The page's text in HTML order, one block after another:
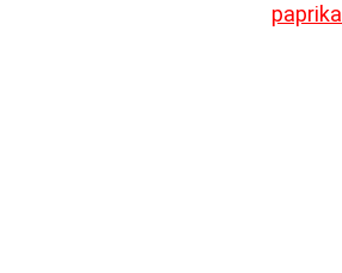
paprika